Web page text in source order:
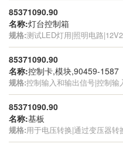
85371090.90
名称:灯台控制箱
规格:测试LED灯用|照明电路
85371090.90
名称:控制卡,模块,90459-1587
规格:控制输入和输出信号|控制输
85371090.90
名称:基板
规格:用于电压转换|通过变压器转